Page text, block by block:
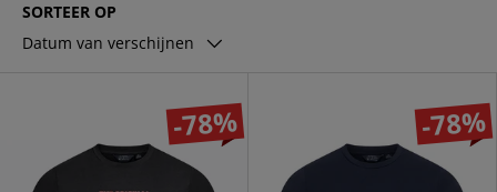
SORTEER OP
Datum van verschijnen
-78% -78%